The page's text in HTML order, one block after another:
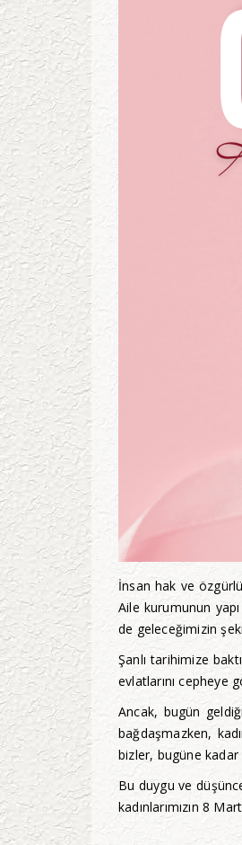
İnsan hak ve
Aile kurumunun
de geleceğimizin
Şanlı tarihimize
evlatlarını cepheye
Ancak, bugün
bağdaşmazken,
bizler, bugüne kadar
Bu duygu ve
kadınlarımızın 8